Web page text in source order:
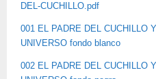
DEL-CUCHILLO.pdf
001 EL PADRE DEL CUCHILLO
UNIVERSO fondo blanco
002 EL PADRE DEL CUCHILLO